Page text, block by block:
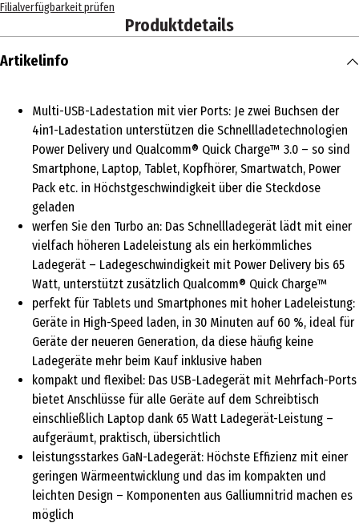
Filialverfügbarkeit prüfen
Produktdetails
Artikelinfo
Multi-USB-Ladestation mit vier Ports: Je zwei Buchsen der
4in1-Ladestation unterstützen die Schnellladetechnologien
Power Delivery und Qualcomm® Quick Charge™ 3.0 – so sind
Smartphone, Laptop, Tablet, Kopfhörer, Smartwatch, Power
Pack etc. in Höchstgeschwindigkeit über die Steckdose
geladen
werfen Sie den Turbo an: Das Schnellladegerät lädt mit einer
vielfach höheren Ladeleistung als ein herkömmliches
Ladegerät – Ladegeschwindigkeit mit Power Delivery bis 65
Watt, unterstützt zusätzlich Qualcomm® Quick Charge™
perfekt für Tablets und Smartphones mit hoher Ladeleistung:
Geräte in High-Speed laden, in 30 Minuten auf 60 %, ideal für
Geräte der neueren Generation, da diese häufig keine
Ladegeräte mehr beim Kauf inklusive haben
kompakt und flexibel: Das USB-Ladegerät mit Mehrfach-Ports
bietet Anschlüsse für alle Geräte auf dem Schreibtisch
einschließlich Laptop dank 65 Watt Ladegerät-Leistung –
aufgeräumt, praktisch, übersichtlich
leistungsstarkes GaN-Ladegerät: Höchste Effizienz mit einer
geringen Wärmeentwicklung und das im kompakten und
leichten Design – Komponenten aus Galliumnitrid machen es
möglich